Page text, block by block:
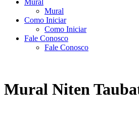
Mural
Como Iniciar
Como Iniciar
Fale Conosco
Fale Conosco
Mural Niten